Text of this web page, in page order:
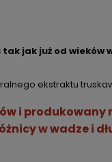
jak już od wieków
ekstraktu
i produkowany
w wadze i